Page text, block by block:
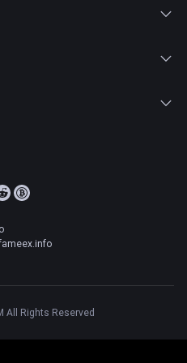
All Rights Reserved